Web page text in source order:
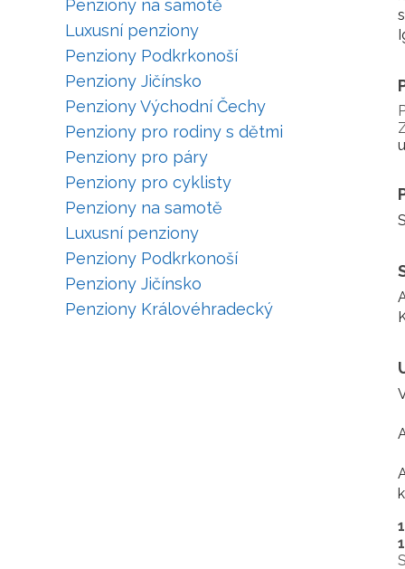
Penziony na samotě
Luxusní penziony
Penziony Podkrkonoší
Penziony Jičínsko
Penziony Východní Čechy
Penziony pro rodiny s dětmi
Penziony pro páry
Penziony pro cyklisty
Penziony na samotě
Luxusní penziony
Penziony Podkrkonoší
Penziony Jičínsko
Penziony Královéhradecký